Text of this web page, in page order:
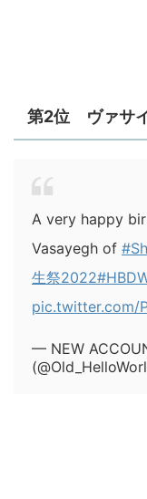
第2位 ヴァサ
A very happy
Vasayegh of
生祭2022
pic.twitter.com/
— NEW